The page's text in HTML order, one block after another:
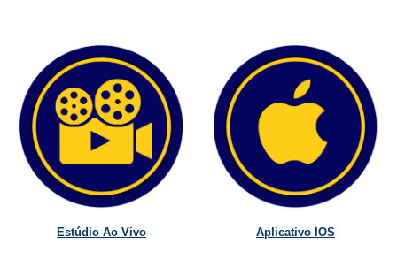
Estúdio Ao Vivo Aplicativo IOS